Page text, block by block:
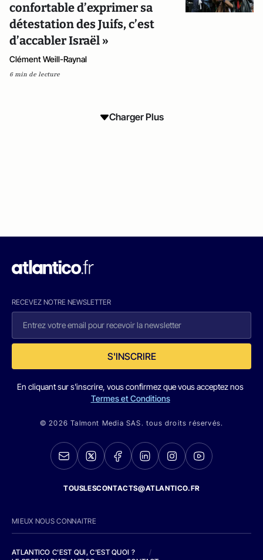
confortable d’exprimer sa
détestation des Juifs, c’est
d’accabler Israël »
Clément Weill-Raynal
6 min de lecture
Charger Plus
RECEVEZ NOTRE NEWSLETTER
S'INSCRIRE
En cliquant sur s'inscrire, vous confirmez que vous acceptez nos
Termes et Conditions
© 2026 Talmont Media SAS. tous droits réservés.
TOUSLESCONTACTS@ATLANTICO.FR
MIEUX NOUS CONNAITRE
ATLANTICO C'EST QUI, C'EST QUOI ?
/